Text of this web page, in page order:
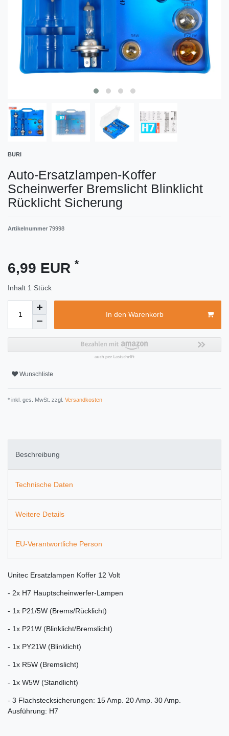
BURI
Auto-Ersatzlampen-Koffer
Scheinwerfer Bremslicht Blinklicht
Rücklicht Sicherung
Artikelnummer 79998
6,99 EUR *
Inhalt 1 Stück
In den Warenkorb
Wunschliste
* inkl. ges. MwSt. zzgl. Versandkosten
Beschreibung
Technische Daten
Weitere Details
EU-Verantwortliche Person
Unitec Ersatzlampen Koffer 12 Volt
- 2x H7 Hauptscheinwerfer-Lampen
- 1x P21/5W (Brems/Rücklicht)
- 1x P21W (Blinklicht/Bremslicht)
- 1x PY21W (Blinklicht)
- 1x R5W (Bremslicht)
- 1x W5W (Standlicht)
- 3 Flachstecksicherungen: 15 Amp. 20 Amp. 30 Amp.
Ausführung: H7